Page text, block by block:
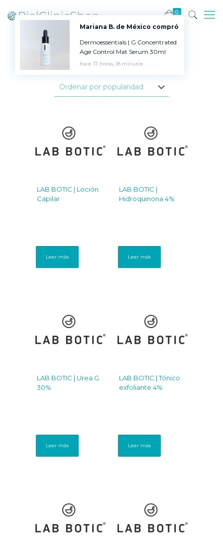
0
Lab Botic
Mostrando 1–12 de 27 resultados
LAB BOTIC | Loción
Capilar
Leer más
LAB BOTIC |
Hidroquinona 4%
Leer más
LAB BOTIC | Urea G
30%
Leer más
LAB BOTIC | Tónico
exfoliante 4%
Leer más
Mariana B. de México compró
Dermoessentials | G Concentrated
Age Control Mat Serum 30ml
hace 17 horas, 18 minutos